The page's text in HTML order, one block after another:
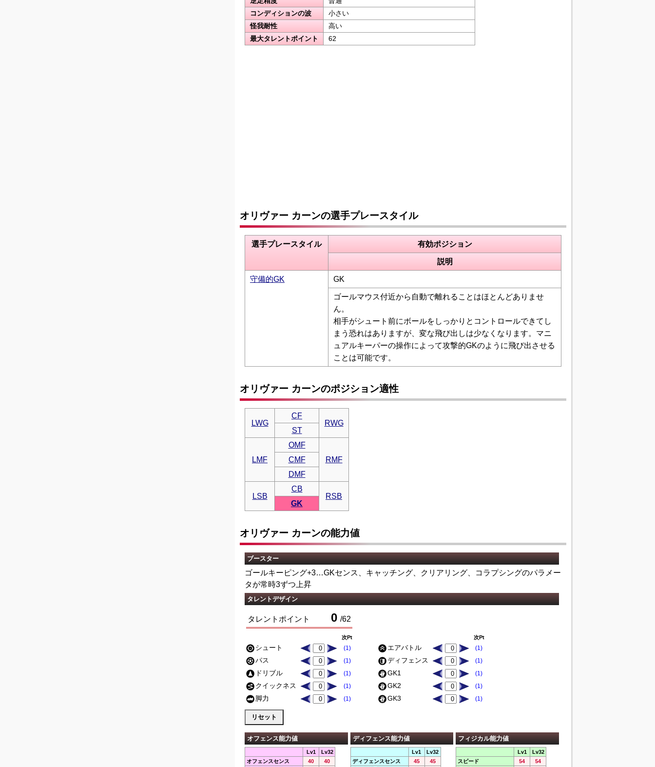
コンディションの波
小さい
怪我耐性
高い
最大タレントポイント
62
オリヴァー カーンの選手プレースタイル
選手プレースタイル 有効ポジション
説明
守備的GK GK
ゴールマウス付近から自動で離れることはほとんどありませ
ん。
相手がシュート前にボールをしっかりとコントロールできてし
まう恐れはありますが、変な飛び出しは少なくなります。マニ
ュアルキーパーの操作によって攻撃的GKのように飛び出させる
ことは可能です。
オリヴァー カーンのポジション適性
LWG
CF
RWG
ST
LMF
OMF
RMF
CMF
DMF
LSB
CB
RSB
GK
オリヴァー カーンの能力値
ブースター
ゴールキーピング+3…GKセンス、キャッチング、クリアリング、コラプシングのパラメー
タが常時3ずつ上昇
タレントデザイン
タレントポイント 0 /62
次Pt
シュート (1)
パス (1)
ドリブル (1)
クイックネス (1)
脚力 (1)
次Pt
エアバトル (1)
ディフェンス (1)
GK1 (1)
GK2 (1)
GK3 (1)
オフェンス能力値
Lv1
Lv32
オフェンスセンス
40
40
ディフェンス能力値
Lv1
Lv32
ディフェンスセンス
45
45
フィジカル能力値
Lv1
Lv32
スピード
54
54